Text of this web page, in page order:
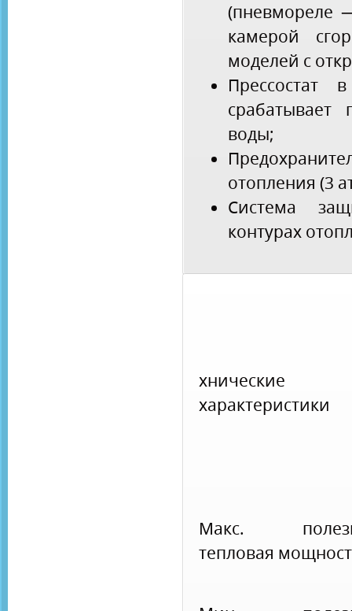
(пневмореле
камерой
моделей с
Прессостат
срабатывает
воды;
отопления (3
Система
контурах
хнические
характеристики
Макс.
тепловая